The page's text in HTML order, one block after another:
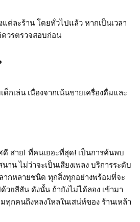
ต่ละร้าน โดยทั่วไปแล้ว หากเป็นเวลา
ควรตรวจสอบก่อน
กเล่น เนื่องจากเน้นขายเครื่องดื่มและ
ดี สาย1 ที่คนเยอะที่สุด! เป็นการค้นพบ
น ไม่ว่าจะเป็นเสียงเพลง บริการระดับ
ากหลายชนิด ทุกสิ่งทุกอย่างพร้อมที่จะ
ยสีสัน ดังนั้น ถ้ายังไม่ได้ลอง เข้ามา
ทุกคนถึงหลงใหลในเสน่ห์ของ ร้านเหล้า